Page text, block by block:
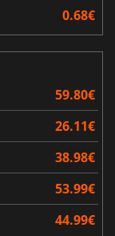
0.68€
59.80€
26.11€
38.98€
53.99€
44.99€